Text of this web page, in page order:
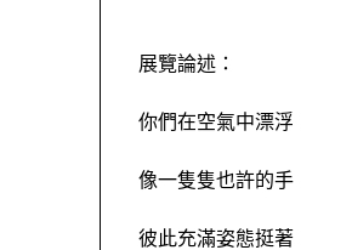
展覽論述：
你們在空氣中漂浮
像一隻隻也許的手
彼此充滿姿態挺著